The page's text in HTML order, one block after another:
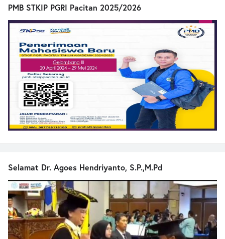
PMB STKIP PGRI Pacitan 2025/2026
Selamat Dr. Agoes Hendriyanto, S.P.,M.Pd